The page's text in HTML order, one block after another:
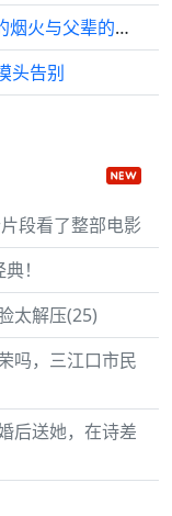
郑丽文的成长轨迹，始终缠绕着眷村的烟火与父辈的家国情怀
头告别
段看了整部电影
！
太解压(25)
吗，三江口市民
后送她，在诗差